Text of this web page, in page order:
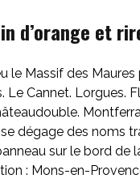
d’orange et
le Massif des
Le Cannet. Lorgues.
dégage des noms
sur le bord de
: Mons-en-